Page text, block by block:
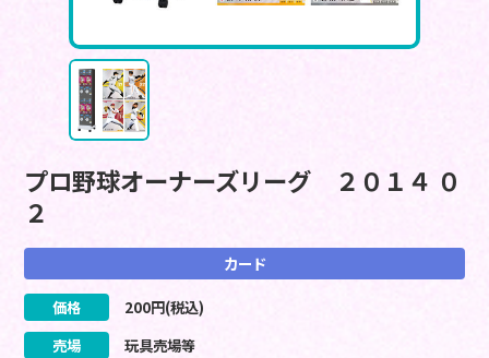
プロ野球オーナーズリーグ ２０１４ ０
２
カード
価格 200円(税込)
売場
玩具売場等